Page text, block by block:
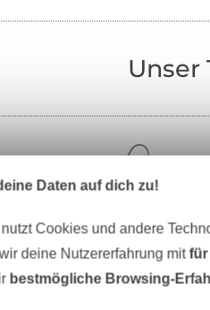
Unser
Daten auf dich zu!
nutzt Cookies und andere
deine Nutzererfahrung mitfür
bestmögliche Browsing-